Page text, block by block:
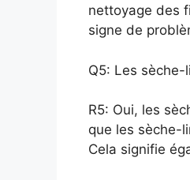
nettoyage des
signe de
Q5: Les
R5: Oui, les
que les sèche-
Cela signifie